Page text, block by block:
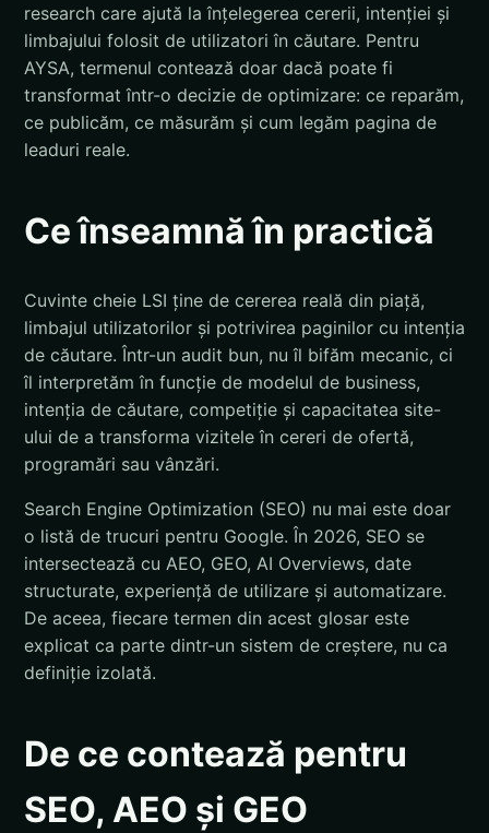
research care ajută la înțelegerea cererii, intenției și
limbajului folosit de utilizatori în căutare. Pentru
AYSA, termenul contează doar dacă poate fi
transformat într-o decizie de optimizare: ce reparăm,
ce publicăm, ce măsurăm și cum legăm pagina de
leaduri reale.
Ce înseamnă în practică
Cuvinte cheie LSI ține de cererea reală din piață,
limbajul utilizatorilor și potrivirea paginilor cu intenția
de căutare. Într-un audit bun, nu îl bifăm mecanic, ci
îl interpretăm în funcție de modelul de business,
intenția de căutare, competiție și capacitatea site-
ului de a transforma vizitele în cereri de ofertă,
programări sau vânzări.
Search Engine Optimization (SEO) nu mai este doar
o listă de trucuri pentru Google. În 2026, SEO se
intersectează cu AEO, GEO, AI Overviews, date
structurate, experiență de utilizare și automatizare.
De aceea, fiecare termen din acest glosar este
explicat ca parte dintr-un sistem de creștere, nu ca
definiție izolată.
De ce contează pentru
SEO, AEO și GEO